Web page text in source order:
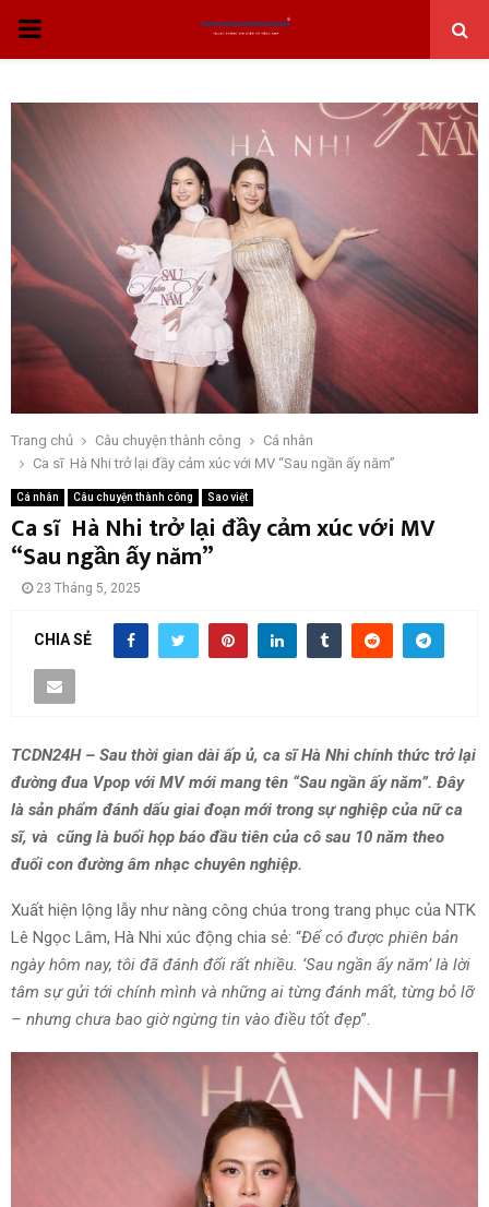
THỰC
CHÍNH
Trang chủ Câu chuyện thành công
Cá nhân
Ca sĩ Hà Nhi trở lại đầy cảm xúc với MV “Sau ngần ấy năm”
Cá nhân Câu chuyện thành công Sao việt
Ca sĩ Hà Nhi trở lại đầy cảm xúc với MV
“Sau ngần ấy năm”
23 Tháng 5, 2025
CHIA SẺ
TCDN24H – Sau thời gian dài ấp ủ, ca sĩ Hà Nhi chính thức trở lại
đường đua Vpop với MV mới mang tên “Sau ngần ấy năm”. Đây
là sản phẩm đánh dấu giai đoạn mới trong sự nghiệp của nữ ca
sĩ, và cũng là buổi họp báo đầu tiên của cô sau 10 năm theo
đuổi con đường âm nhạc chuyên nghiệp.
Xuất hiện lộng lẫy như nàng công chúa trong trang phục của NTK
Lê Ngọc Lâm, Hà Nhi xúc động chia sẻ: “Để có được phiên bản
ngày hôm nay, tôi đã đánh đổi rất nhiều. ‘Sau ngần ấy năm’ là lời
tâm sự gửi tới chính mình và những ai từng đánh mất, từng bỏ lỡ
– nhưng chưa bao giờ ngừng tin vào điều tốt đẹp”.